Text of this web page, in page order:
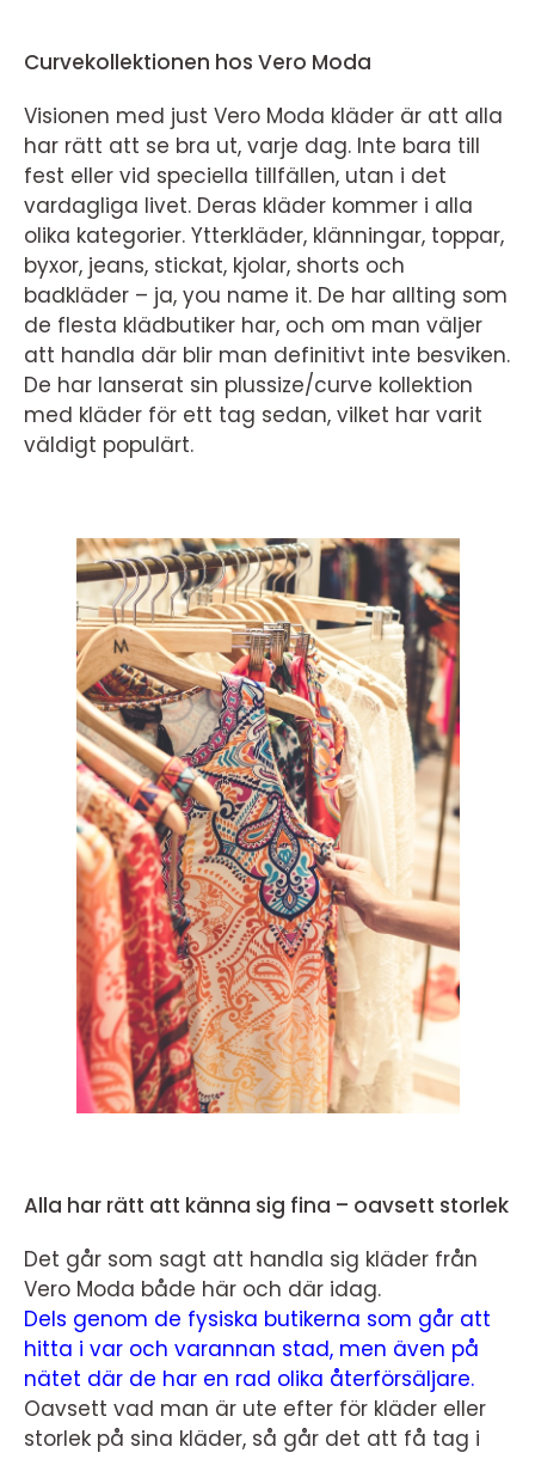
Curvekollektionen hos Vero Moda
Visionen med just Vero Moda kläder är att alla
har rätt att se bra ut, varje dag. Inte bara till
fest eller vid speciella tillfällen, utan i det
vardagliga livet. Deras kläder kommer i alla
olika kategorier. Ytterkläder, klänningar, toppar,
byxor, jeans, stickat, kjolar, shorts och
badkläder – ja, you name it. De har allting som
de flesta klädbutiker har, och om man väljer
att handla där blir man definitivt inte besviken.
De har lanserat sin plussize/curve kollektion
med kläder för ett tag sedan, vilket har varit
väldigt populärt.
Alla har rätt att känna sig fina – oavsett storlek
Det går som sagt att handla sig kläder från
Vero Moda både här och där idag.
Dels genom de fysiska butikerna som går att
hitta i var och varannan stad, men även på
nätet där de har en rad olika återförsäljare.
Oavsett vad man är ute efter för kläder eller
storlek på sina kläder, så går det att få tag i